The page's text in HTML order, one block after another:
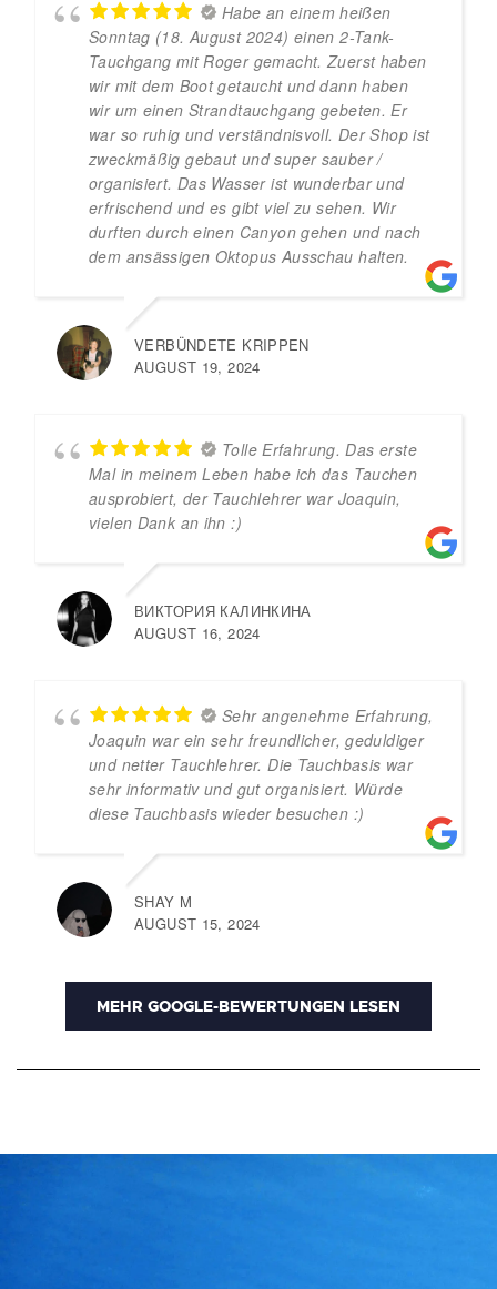
Habe an einem heißen
Sonntag (18. August 2024) einen 2-Tank-
Tauchgang mit Roger gemacht. Zuerst haben
wir mit dem Boot getaucht und dann haben
wir um einen Strandtauchgang gebeten. Er
war so ruhig und verständnisvoll. Der Shop ist
zweckmäßig gebaut und super sauber /
organisiert. Das Wasser ist wunderbar und
erfrischend und es gibt viel zu sehen. Wir
durften durch einen Canyon gehen und nach
dem ansässigen Oktopus Ausschau halten.
VERBÜNDETE KRIPPEN
AUGUST 19, 2024
Tolle Erfahrung. Das erste
Mal in meinem Leben habe ich das Tauchen
ausprobiert, der Tauchlehrer war Joaquin,
vielen Dank an ihn :)
ВИКТОРИЯ КАЛИНКИНА
AUGUST 16, 2024
Sehr angenehme Erfahrung,
Joaquin war ein sehr freundlicher, geduldiger
und netter Tauchlehrer. Die Tauchbasis war
sehr informativ und gut organisiert. Würde
diese Tauchbasis wieder besuchen :)
SHAY M
AUGUST 15, 2024
MEHR GOOGLE-BEWERTUNGEN LESEN